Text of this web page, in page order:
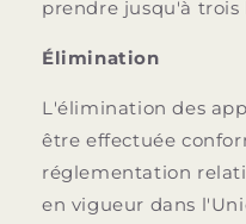
prendre jusqu'à trois
Élimination
L'élimination des
être effectuée
réglementation
en vigueur dans